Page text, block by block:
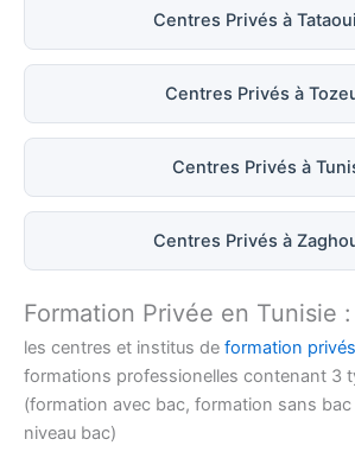
Centres Privés à
Centres Privés à
Centres Privés à
Centres Privés à
Formation Privée en Tunisie :
les centres et institus de formation privés
formations professionelles contenant 3
(formation avec bac, formation sans
niveau bac)